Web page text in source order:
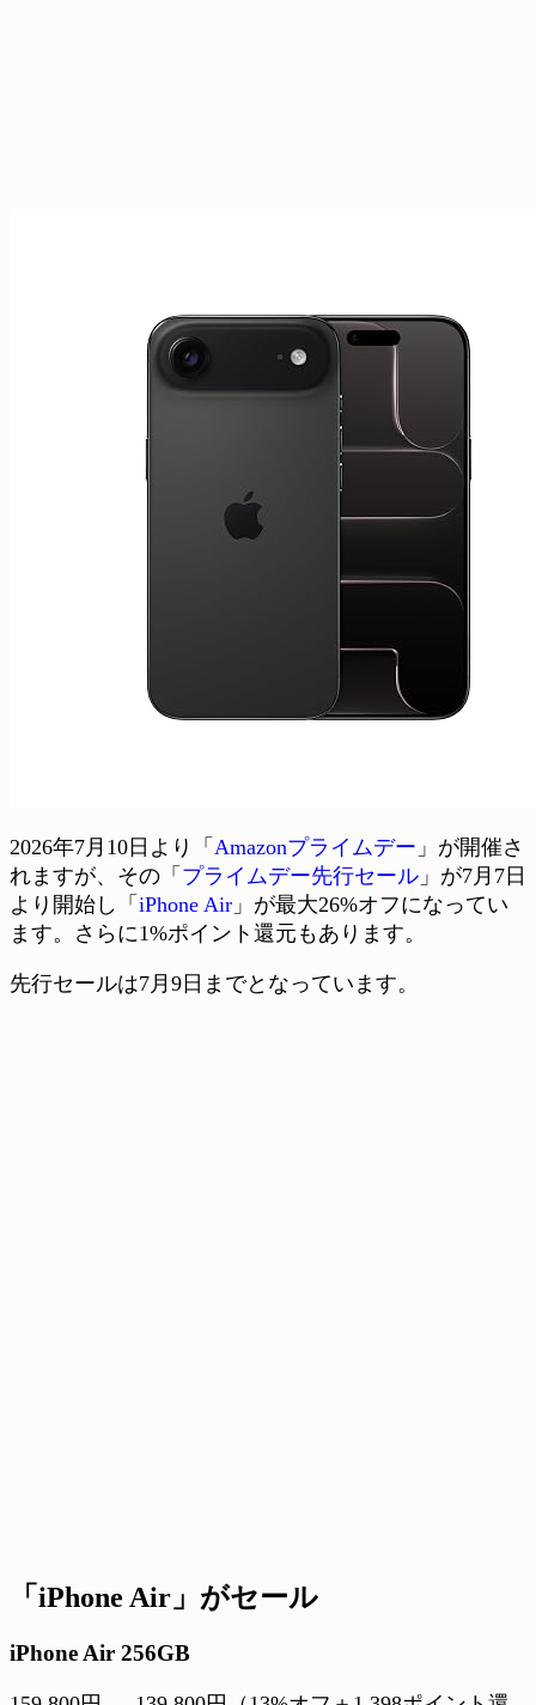
2026年7月10日より「 Amazonプライムデー 」が開催さ
れますが、その「 プライムデー先行セール 」が7月7日
より開始し「 iPhone Air 」が最大26%オフになってい
ます。さらに1%ポイント還元もあります。
先行セールは7月9日までとなっています。
「iPhone Air」がセール
iPhone Air 256GB